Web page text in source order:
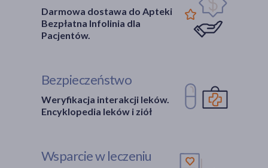
Darmowa dostawa do Apteki
Bezpłatna Infolinia dla
Pacjentów.
Bezpieczeństwo
Weryfikacja interakcji leków.
Encyklopedia leków i ziół
Wsparcie w leczeniu